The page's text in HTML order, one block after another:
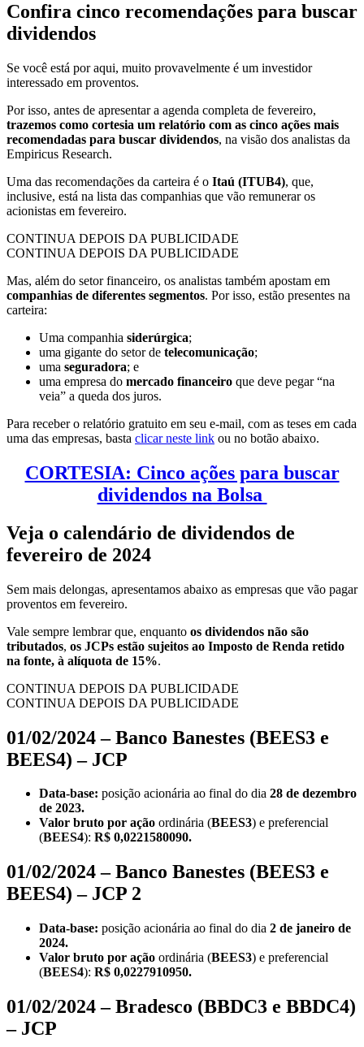
Confira cinco recomendações para buscar
dividendos
Se você está por aqui, muito provavelmente é um investidor
interessado em proventos.
Por isso, antes de apresentar a agenda completa de fevereiro,
trazemos como cortesia um relatório com as cinco ações mais
recomendadas para buscar dividendos, na visão dos analistas da
Empiricus Research.
Uma das recomendações da carteira é o Itaú (ITUB4), que,
inclusive, está na lista das companhias que vão remunerar os
acionistas em fevereiro.
CONTINUA DEPOIS DA PUBLICIDADE
CONTINUA DEPOIS DA PUBLICIDADE
Mas, além do setor financeiro, os analistas também apostam em
companhias de diferentes segmentos. Por isso, estão presentes na
carteira:
Uma companhia siderúrgica;
uma gigante do setor de telecomunicação;
uma seguradora; e
uma empresa do mercado financeiro que deve pegar “na
veia” a queda dos juros.
Para receber o relatório gratuito em seu e-mail, com as teses em cada
uma das empresas, basta clicar neste link ou no botão abaixo.
CORTESIA: Cinco ações para buscar
dividendos na Bolsa
Veja o calendário de dividendos de
fevereiro de 2024
Sem mais delongas, apresentamos abaixo as empresas que vão pagar
proventos em fevereiro.
Vale sempre lembrar que, enquanto os dividendos não são
tributados, os JCPs estão sujeitos ao Imposto de Renda retido
na fonte, à alíquota de 15%.
CONTINUA DEPOIS DA PUBLICIDADE
CONTINUA DEPOIS DA PUBLICIDADE
01/02/2024 – Banco Banestes (BEES3 e
BEES4) – JCP
Data-base: posição acionária ao final do dia 28 de dezembro
de 2023.
Valor bruto por ação ordinária (BEES3) e preferencial
(BEES4): R$ 0,0221580090.
01/02/2024 – Banco Banestes (BEES3 e
BEES4) – JCP 2
Data-base: posição acionária ao final do dia 2 de janeiro de
2024.
Valor bruto por ação ordinária (BEES3) e preferencial
(BEES4): R$ 0,0227910950.
01/02/2024 – Bradesco (BBDC3 e BBDC4)
– JCP